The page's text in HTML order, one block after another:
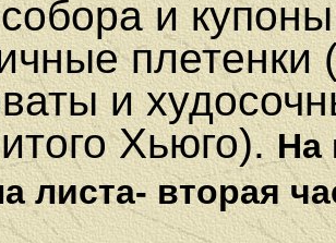
и
плетенки
и
Хьюго).На
листа- вторая